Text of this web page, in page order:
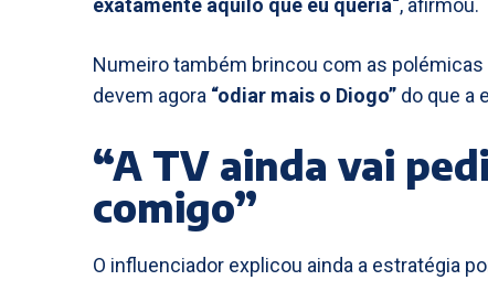
exatamente aquilo que eu queria“, afirmou.
Numeiro também brincou com as
devem agora “odiar mais o Diogo” do que a
“A TV ainda vai
comigo”
O influenciador explicou ainda a estratégia